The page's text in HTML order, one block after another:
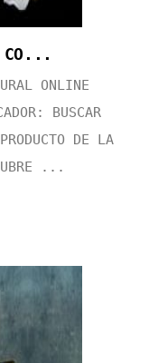
CO...
ONLINE
BUSCAR
DE LA
...